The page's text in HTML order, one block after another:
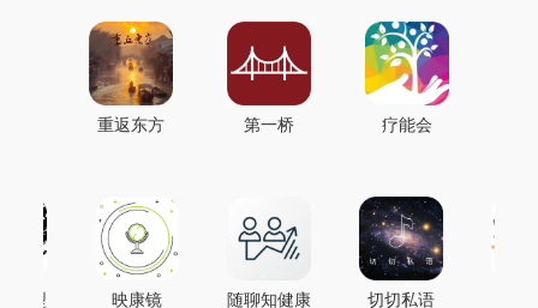
重返东方 第一桥 疗能会
模型 映康镜 随聊知健康 切切私语